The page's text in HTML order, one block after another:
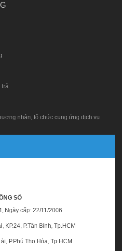
trả
nhân, tổ chức cung ứng dịch vụ
SỐ
Ngày cấp: 22/11/2006
KP.24, P.Tân Bình, Tp.HCM
P.Phú Thọ Hòa, Tp.HCM